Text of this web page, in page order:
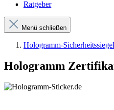
Ratgeber
Menü schließen
Hologramm-Sicherheitssiegel
Hologramm